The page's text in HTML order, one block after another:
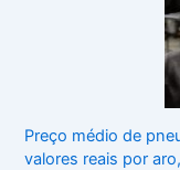
Preço médio de
valores reais por